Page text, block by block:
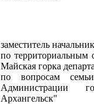
заместитель
по территориальным
Майская горка
по вопросам
Администрации
Архангельск"